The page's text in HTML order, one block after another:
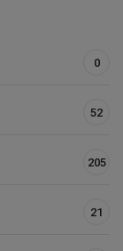
0
52
205
21